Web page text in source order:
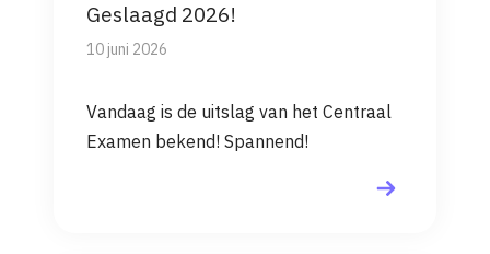
Geslaagd 2026!
10 juni 2026
Vandaag is de uitslag van het Centraal
Examen bekend! Spannend!